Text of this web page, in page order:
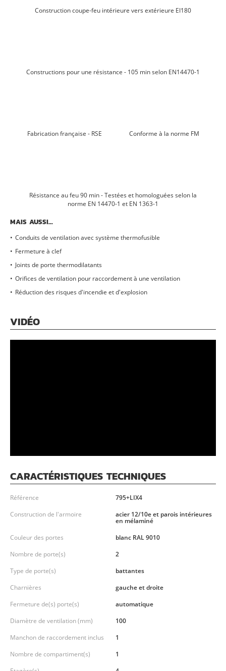
Construction coupe-feu intérieure vers extérieure EI180
Constructions pour une résistance - 105 min selon EN14470-1
Fabrication française - RSE Conforme à la norme FM
Résistance au feu 90 min - Testées et homologuées selon la
norme EN 14470-1 et EN 1363-1
MAIS AUSSI...
Conduits de ventilation avec système thermofusible
Fermeture à clef
Joints de porte thermodilatants
Orifices de ventilation pour raccordement à une ventilation
Réduction des risques d'incendie et d'explosion
VIDÉO
CARACTÉRISTIQUES TECHNIQUES
Référence
795+LIX4
Construction de l'armoire
acier 12/10e et parois intérieures
en mélaminé
Couleur des portes
blanc RAL 9010
Nombre de porte(s)
2
Type de porte(s)
battantes
Charnières
gauche et droite
Fermeture de(s) porte(s)
automatique
Diamètre de ventilation (mm)
100
Manchon de raccordement inclus
1
Nombre de compartiment(s)
1